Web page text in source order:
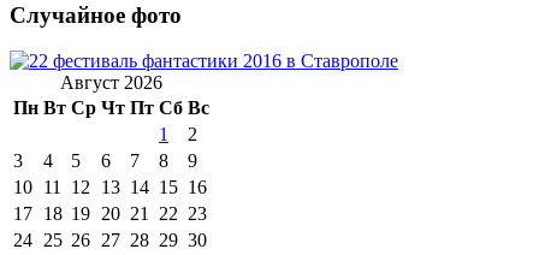
Случайное фото
Август 2026
Пн Вт Ср Чт Пт Сб Вс
1
2
3
4 5 6 7 8
9
10 11 12 13 14 15 16
17 18 19 20 21 22 23
24 25 26 27 28 29 30